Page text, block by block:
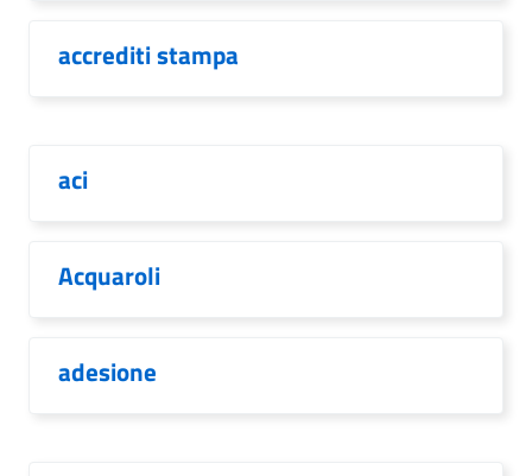
accrediti stampa
aci
Acquaroli
adesione